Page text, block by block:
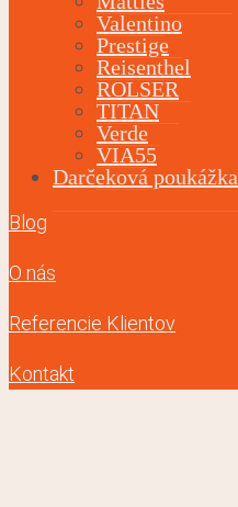
Valentino
Prestige
Reisenthel
ROLSER
TITAN
Verde
VIA55
Darčeková poukážka
Blog
O nás
Referencie Klientov
Kontakt